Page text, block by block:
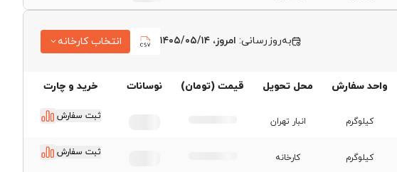
به‌روزرسانی: امروز، ۱۴۰۵/۰۵/۱۴ انتخاب کارخانه
اصفهان
قیمت ورق اکسین اهواز
واحد سفارش محل تحویل قیمت (تومان) نوسانات خرید و چارت
کیلوگرم انبار تهران ثبت سفارش
کیلوگرم کارخانه ثبت سفارش